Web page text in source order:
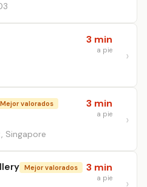
3 min
a pie
Mejor valorados
Singapore
3 min
a pie
Mejor valorados 3 min
a pie